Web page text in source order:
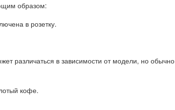
образом:
в розетку.
различаться в зависимости от модели, но обычно
кофе.